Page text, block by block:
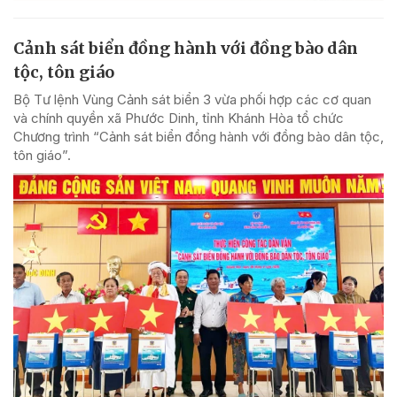
Cảnh sát biển đồng hành với đồng bào dân
tộc, tôn giáo
Bộ Tư lệnh Vùng Cảnh sát biển 3 vừa phối hợp các cơ quan
và chính quyền xã Phước Dinh, tỉnh Khánh Hòa tổ chức
Chương trình “Cảnh sát biển đồng hành với đồng bào dân tộc,
tôn giáo”.